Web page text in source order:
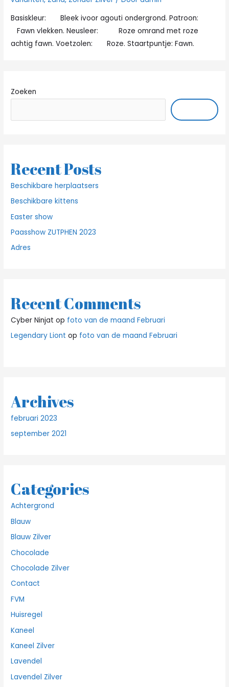
Basiskleur: Bleek ivoor agouti ondergrond. Patroon:
Fawn vlekken. Neusleer: Roze omrand met roze
achtig fawn. Voetzolen: Roze. Staartpuntje: Fawn.
Zoeken
Recent Posts
Beschikbare herplaatsers
Beschikbare kittens
Easter show
Paasshow ZUTPHEN 2023
Adres
Recent Comments
Cyber Ninjat op foto van de maand Februari
Legendary Liont op foto van de maand Februari
Archives
februari 2023
september 2021
Categories
Achtergrond
Blauw
Blauw Zilver
Chocolade
Chocolade Zilver
Contact
FVM
Huisregel
Kaneel
Kaneel Zilver
Lavendel
Lavendel Zilver